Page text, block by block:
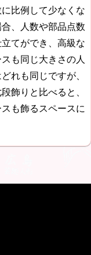
比例して少なくな
、人数や部品点数
てができ、高級な
も同じ大きさの人
れも同じですが、
飾りと比べると、
も飾るスペースに